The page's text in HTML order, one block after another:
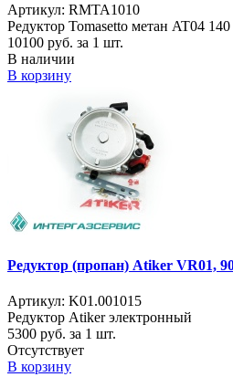
Артикул: RMTA1010
Редуктор Tomasetto метан AT04 140
10100 руб. за 1 шт.
В наличии
В корзину
Редуктор (пропан) Atiker VR01,
Артикул: K01.001015
Редуктор Atiker электронный
5300 руб. за 1 шт.
Отсутствует
В корзину